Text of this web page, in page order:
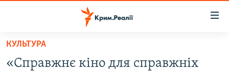
Перейти
основного
КУЛЬТУРА
«Справжнє кіно для справжніх